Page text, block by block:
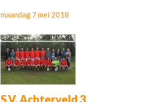
maandag 7 mei 2018
S.V. Achterveld 3